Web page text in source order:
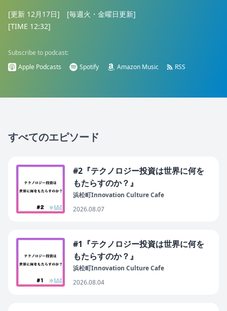
[更新 12月17日] [毎週火・金曜日更新]
[TIME 12:32]
Subscribe to podcast:
Apple Podcasts
Spotify Amazon Music RSS
すべてのエピソード
#2『テクノロジー投資は世界に何を
もたらすのか？』
浜松町Innovation Culture Cafe
2026.08.07
#1『テクノロジー投資は世界に何を
もたらすのか？』
浜松町Innovation Culture Cafe
2026.08.04